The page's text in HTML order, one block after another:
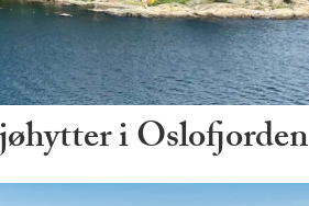
i Oslofjorden